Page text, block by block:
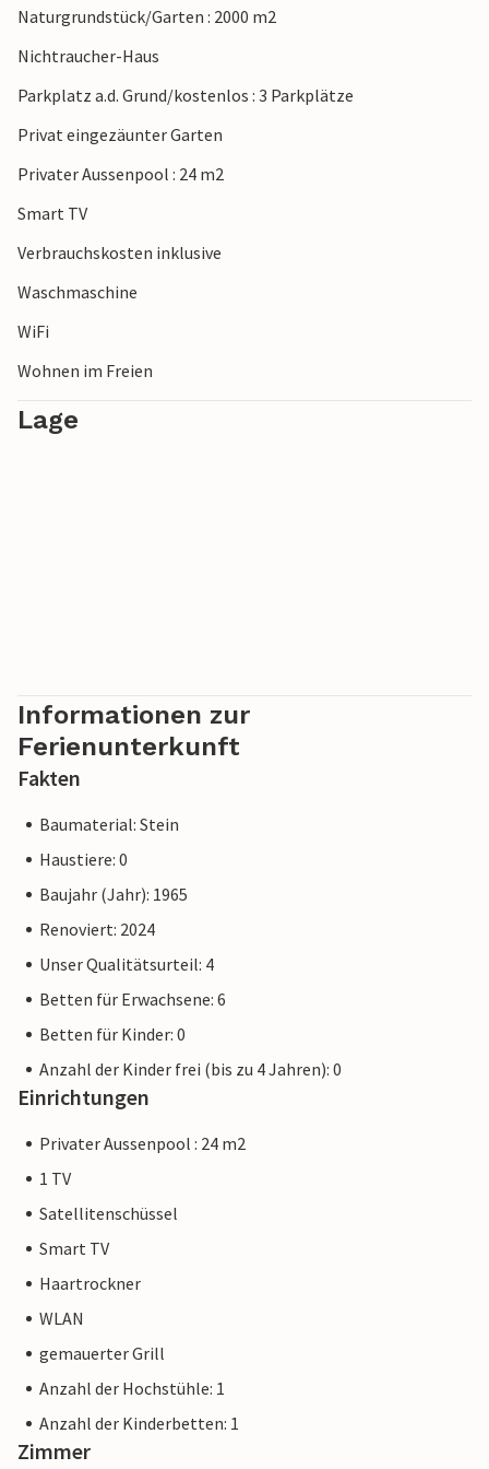
Puerto de Pollença runden Ihren Aufenthalt ab.
Eigentümer verwaltet, nicht von einem Unternehmen oder
einem Händler. Das bedeutet, dass das EU-
jedoch sicher sein, dass wir Ihnen denselben Kundenservice
bieten und Ihr Aufenthalt sich nicht von einer Buchung bei
unterscheidet.
Naturgrundstück/Garten : 2000 m2
Nichtraucher-Haus
Parkplatz a.d. Grund/kostenlos : 3 Parkplätze
Privat eingezäunter Garten
Privater Aussenpool : 24 m2
Smart TV
Verbrauchskosten inklusive
Waschmaschine
WiFi
Wohnen im Freien
Lage
Informationen zur
Ferienunterkunft
Fakten
Baumaterial: Stein
Haustiere: 0
Baujahr (Jahr): 1965
Renoviert: 2024
Unser Qualitätsurteil: 4
Betten für Erwachsene: 6
Betten für Kinder: 0
Anzahl der Kinder frei (bis zu 4 Jahren): 0
Einrichtungen
Privater Aussenpool : 24 m2
1 TV
Satellitenschüssel
Smart TV
Haartrockner
WLAN
gemauerter Grill
Anzahl der Hochstühle: 1
Anzahl der Kinderbetten: 1
Zimmer